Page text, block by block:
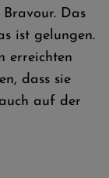
Das
ist gelungen.
erreichten
dass sie
auf der
Spaß beim Nightrace